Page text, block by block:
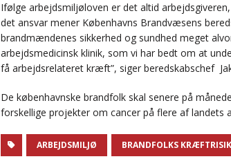
Ifølge arbejdsmiljøloven er det altid
det ansvar mener Københavns Brandvæsens
brandmændenes sikkerhed og sundhed meget
arbejdsmedicinsk klinik, som vi har bedt om at
få arbejdsrelateret kræft”, siger beredskabschef
De københavnske brandfolk skal senere på
forskellige projekter om cancer på flere af landets
ARBEJDSMILJØ BRANDFOLKS